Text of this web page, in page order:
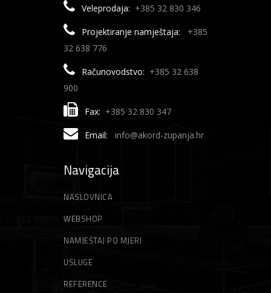
Veleprodaja: +385 32 830 346
Projektiranje namještaja:
+385
32 638 776
Računovodstvo: +385 32 638
900
Fax: +385 32 830 347
Email: info@akord-zupanja.hr
Navigacija
NASLOVNICA
WEBSHOP
NAMJEŠTAJ PO MJERI
USLUGE
REFERENCE